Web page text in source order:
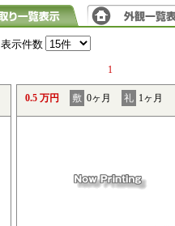
表示件数
1
0.5 万円 敷 0ヶ月 礼 1ヶ月